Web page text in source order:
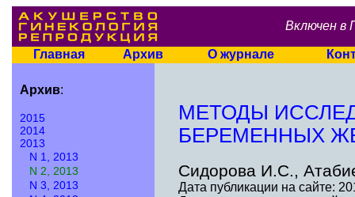
Включен в
Главная Архив О журнале
Архив:
2015
2014
2013
N 1, 2013
N 2, 2013
N 3, 2013
МЕТОДЫ
БЕРЕМЕННЫХ
Сидорова И.С.,
Дата публикации на сайте: